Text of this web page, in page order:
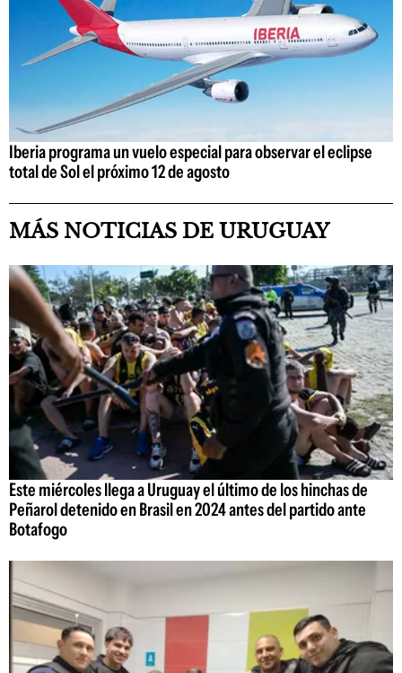
Iberia programa un vuelo especial para observar el eclipse
total de Sol el próximo 12 de agosto
MÁS NOTICIAS DE URUGUAY
Este miércoles llega a Uruguay el último de los hinchas de
Peñarol detenido en Brasil en 2024 antes del partido ante
Botafogo